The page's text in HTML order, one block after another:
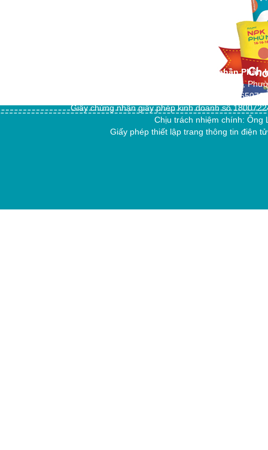
Công ty cổ phần Phân
Địa chỉ: 151/18 Trần Hoàng Na,
Điện thoại: +84 292
Giấy chứng nhận giấy phép kinh doanh số
Chịu trách nhiệm chính: Ông
Giấy phép thiết lập trang thông tin điện